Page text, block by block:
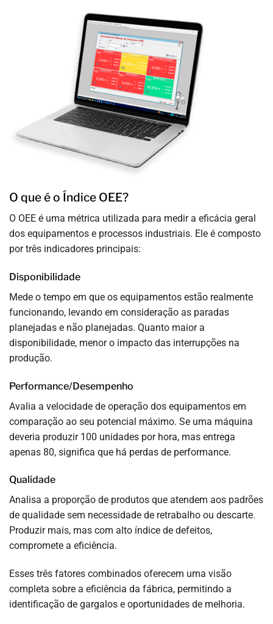
O que é o Índice OEE?
O OEE é uma métrica utilizada para medir a eficácia geral
dos equipamentos e processos industriais. Ele é composto
por três indicadores principais:
Disponibilidade
Mede o tempo em que os equipamentos estão realmente
funcionando, levando em consideração as paradas
planejadas e não planejadas. Quanto maior a
disponibilidade, menor o impacto das interrupções na
produção.
Performance/Desempenho
Avalia a velocidade de operação dos equipamentos em
comparação ao seu potencial máximo. Se uma máquina
deveria produzir 100 unidades por hora, mas entrega
apenas 80, significa que há perdas de performance.
Qualidade
Analisa a proporção de produtos que atendem aos padrões
de qualidade sem necessidade de retrabalho ou descarte.
Produzir mais, mas com alto índice de defeitos,
compromete a eficiência.
Esses três fatores combinados oferecem uma visão
completa sobre a eficiência da fábrica, permitindo a
identificação de gargalos e oportunidades de melhoria.